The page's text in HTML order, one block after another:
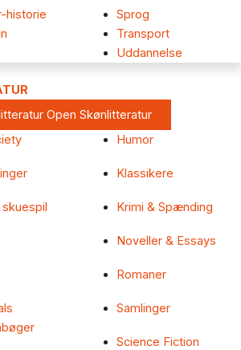
historie
Sprog
Transport
Uddannelse
Open Skønlitteratur
skuespil
Humor
Klassikere
Krimi & Spænding
Noveller & Essays
Romaner
Samlinger
Science Fiction